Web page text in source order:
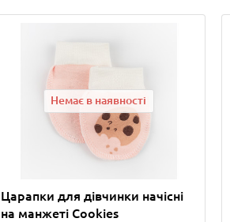
Немає в наявності
Царапки для дівчинки начісні
на манжеті Cookies